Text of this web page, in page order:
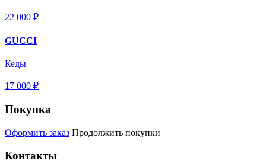
22 000 ₽
GUCCI
Кеды
17 000 ₽
Покупка
Оформить заказ Продолжить покупки
Контакты